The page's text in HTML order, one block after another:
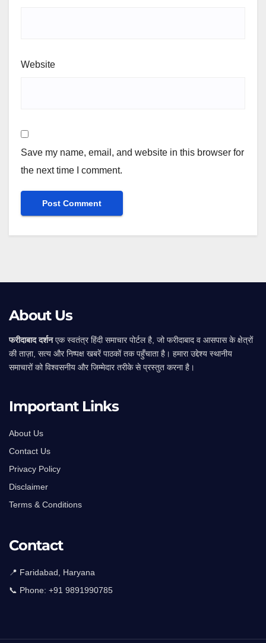
Website
Save my name, email, and website in this browser for
the next time I comment.
About Us
फरीदाबाद दर्शनएक स्वतंत्र हिंदी समाचार पोर्टल है, जो फरीदाबाद व आसपास के क्षेत्रों
की ताज़ा, सत्य और निष्पक्ष खबरें पाठकों तक पहुँचाता है। हमारा उद्देश्य स्थानीय
समाचारों को विश्वसनीय और जिम्मेदार तरीके से प्रस्तुत करना है।
Important Links
About Us
Contact Us
Privacy Policy
Disclaimer
Terms & Conditions
Contact
📍 Faridabad, Haryana
📞 Phone: +91 9891990785